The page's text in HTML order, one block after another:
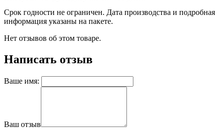
Срок годности не ограничен. Дата производства и подробная
информация указаны на пакете.
Нет отзывов об этом товаре.
Написать отзыв
Ваше имя:
Ваш отзыв